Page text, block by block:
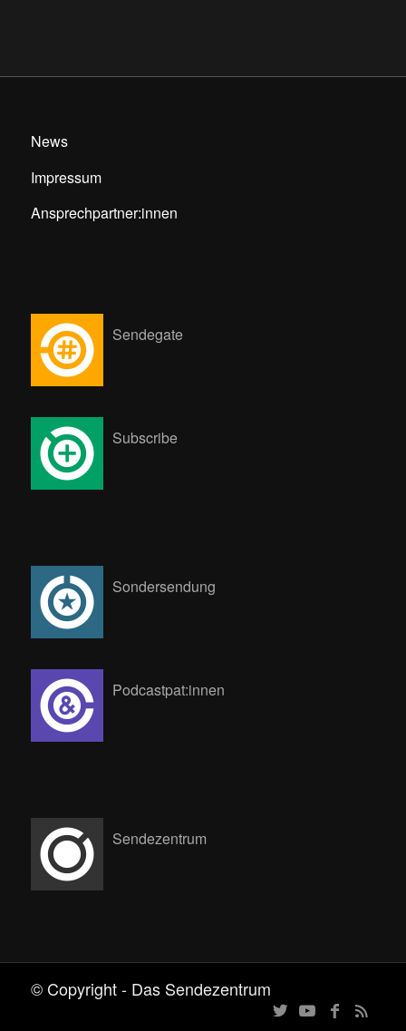
News
Impressum
Ansprechpartner:innen
Sendegate
Subscribe
Sondersendung
Podcastpat:innen
Sendezentrum
© Copyright - Das Sendezentrum